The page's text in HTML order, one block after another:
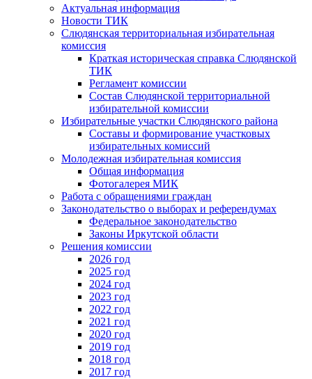
Актуальная информация
Новости ТИК
Слюдянская территориальная избирательная
комиссия
Краткая историческая справка Слюдянской
ТИК
Регламент комиссии
Состав Слюдянской территориальной
избирательной комиссии
Избирательные участки Слюдянского района
Составы и формирование участковых
избирательных комиссий
Молодежная избирательная комиссия
Общая информация
Фотогалерея МИК
Работа с обращениями граждан
Законодательство о выборах и референдумах
Федеральное законодательство
Законы Иркутской области
Решения комиссии
2026 год
2025 год
2024 год
2023 год
2022 год
2021 год
2020 год
2019 год
2018 год
2017 год